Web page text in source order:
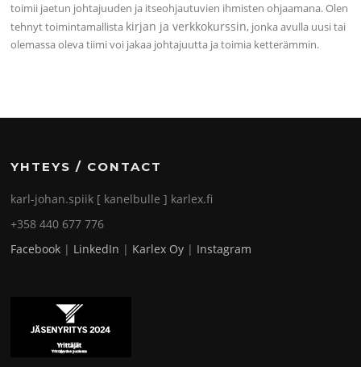
toimii jaetun johtajuuden ja itseohjautuvien ihmisten ohjaamana. Olen
tehnyt toimintamallista kirjan ja verkkokurssin, jonka avulla uusi tai
olemassa oleva tiimi voi jakaa johtajuutta ja toimia ketterämmin.
YHTEYS / CONTACT
karl-johan.spiik [ kanelbulle ] karlex.fi
+358 440 677 776
Facebook | LinkedIn | Karlex Oy | Instagram